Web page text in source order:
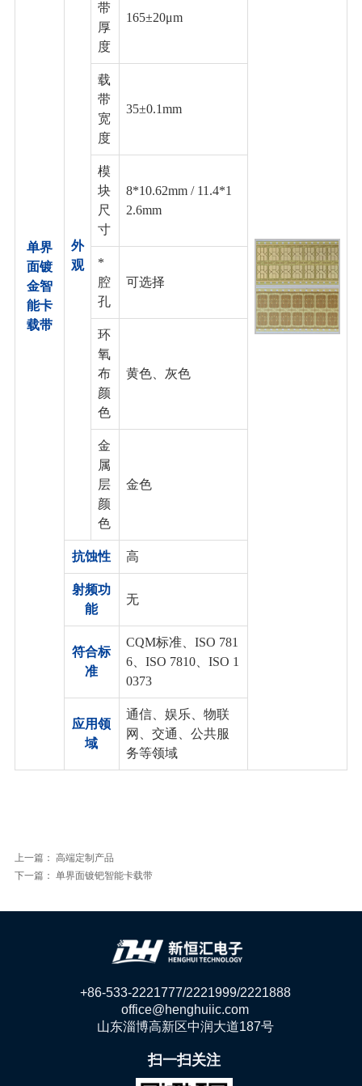
单界
面镀
金智
能卡
载带
外
观
带
厚
度
165±20μm
载
带
宽
度
35±0.1mm
模
块
尺
寸
8*10.62mm / 11.4*1
2.6mm
*
腔
孔
可选择
环
氧
布
颜
色
黄色、灰色
金
属
层
颜
色
金色
抗蚀性 高
射频功
能
无
符合标
准
CQM标准、ISO 781
6、ISO 7810、ISO 1
0373
应用领
域
通信、娱乐、物联
网、交通、公共服
务等领域
上一篇： 高端定制产品
下一篇： 单界面镀钯智能卡载带
+86-533-2221777/2221999/2221888
office@henghuiic.com
山东淄博高新区中润大道187号
扫一扫关注